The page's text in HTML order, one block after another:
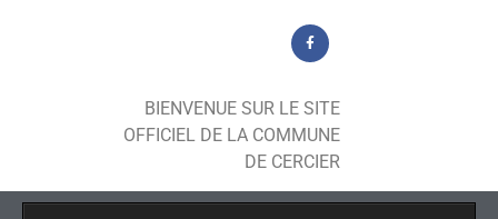
BIENVENUE SUR LE SITE
OFFICIEL DE LA COMMUNE
DE CERCIER